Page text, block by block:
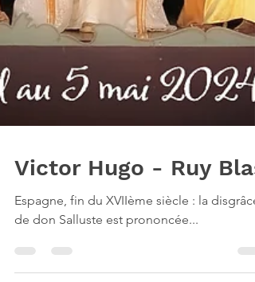
Victor Hugo - Ruy Blas